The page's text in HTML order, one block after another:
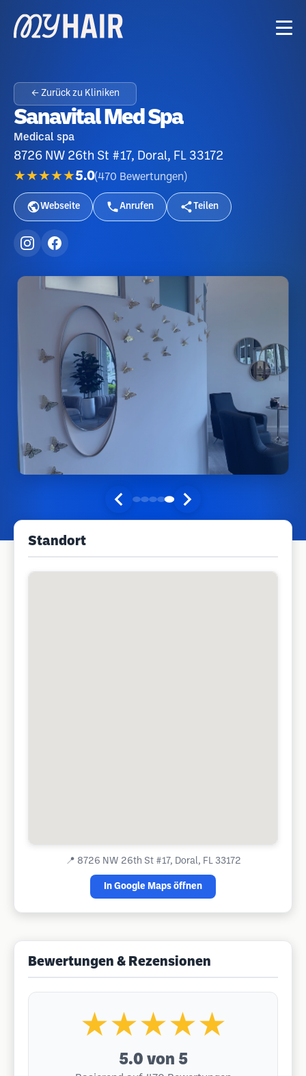
← Zurück zu Kliniken
Sanavital Med Spa
Medical spa
8726 NW 26th St #17, Doral, FL 33172
★★★★★5.0(470 Bewertungen )
Webseite Anrufen Teilen
Standort
📍 8726 NW 26th St #17, Doral, FL 33172
In Google Maps öffnen
Bewertungen & Rezensionen
★★★★★
5.0 von 5